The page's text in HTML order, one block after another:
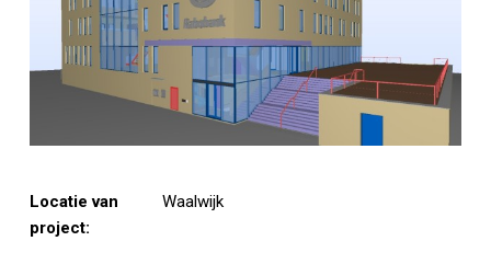
Locatie van
project:
Waalwijk